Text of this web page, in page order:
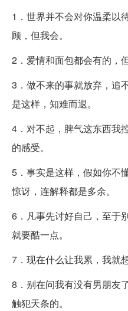
1．世界并不会对你温柔以
顾，但我会。
2．爱情和面包都会有的，
3．做不来的事就放弃，追
是这样，知难而退。
4．对不起，脾气这东西我
的感受。
5．事实是这样，假如你不
惊讶，连解释都是多余。
6．凡事先讨好自己，至于
就要酷一点。
7．现在什么让我累，我就
8．别在问我有没有男朋友
触犯天条的。